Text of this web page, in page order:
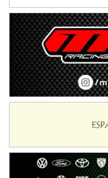
ENTRERRIANO - F6
Parque de la Velocidad
Villaguay (Entre Ríos)
VICTORIENSE - F7
El Cerro (Tierra)
Victoria (Entre Ríos)
PATAGONICO - F6
Gral. E. Godoy (Río Negro)
Juventud Unida (Tierra)
Humboldt (Santa Fe)